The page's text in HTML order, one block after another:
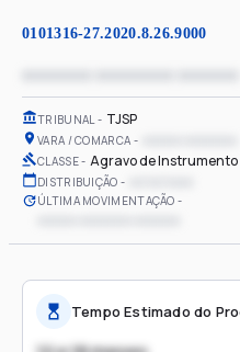
0101316-27.2020.8.26.9000
TRIBUNAL TJSP
VARA / COMARCA
CLASSE Agravo de Instrumento
DISTRIBUIÇÃO
ÚLTIMA MOVIMENTAÇÃO
Tempo Estimado do